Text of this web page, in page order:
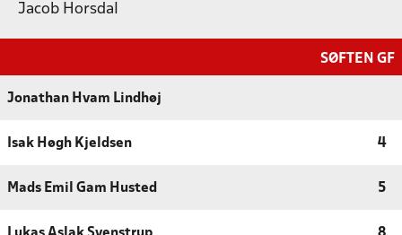
Jacob Horsdal
SØFTEN GF
Jonathan Hvam Lindhøj
Isak Høgh Kjeldsen 4
Mads Emil Gam Husted 5